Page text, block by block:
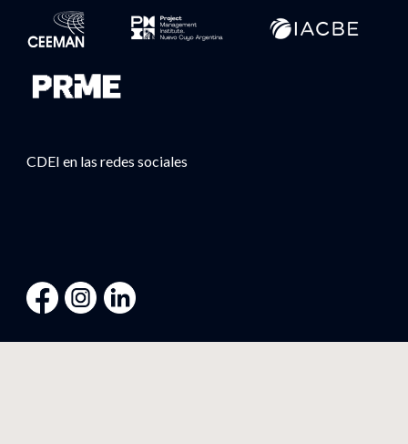
CDEI en las redes sociales